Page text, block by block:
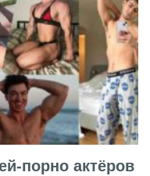
порно актёров